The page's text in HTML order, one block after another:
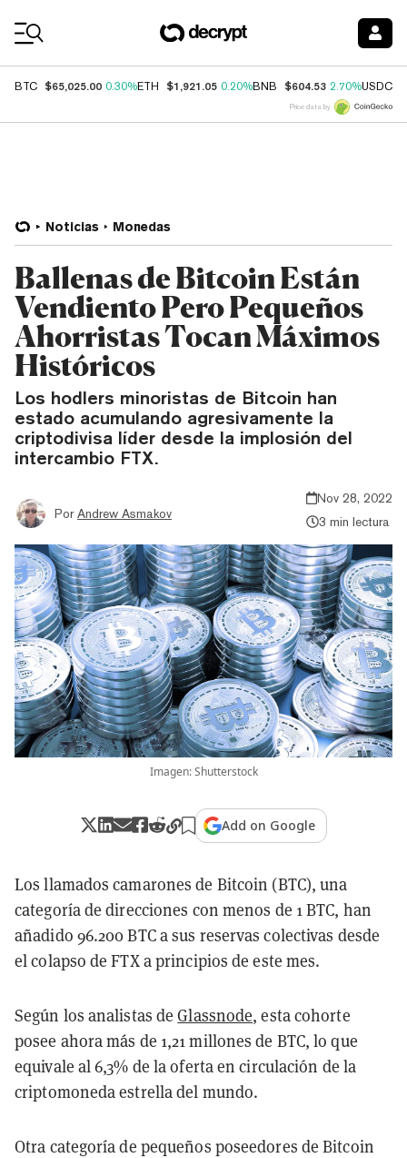
BTC $65,025.00 0.30%ETH $1,921.05 0.20%BNB $604.53 2.70%USDC
Price data by
Noticias Monedas
Ballenas de Bitcoin Están
Vendiento Pero Pequeños
Ahorristas Tocan Máximos
Históricos
Los hodlers minoristas de Bitcoin han
estado acumulando agresivamente la
criptodivisa líder desde la implosión del
intercambio FTX.
Por Andrew Asmakov
Nov 28, 2022
3 min lectura
Imagen: Shutterstock
Add on Google
Los llamados camarones de Bitcoin (BTC), una
categoría de direcciones con menos de 1 BTC, han
añadido 96.200 BTC a sus reservas colectivas desde
el colapso de FTX a principios de este mes.
Según los analistas deGlassnode, esta cohorte
posee ahora más de 1,21 millones de BTC, lo que
equivale al 6,3% de la oferta en circulación de la
criptomoneda estrella del mundo.
Otra categoría de pequeños poseedores de Bitcoin